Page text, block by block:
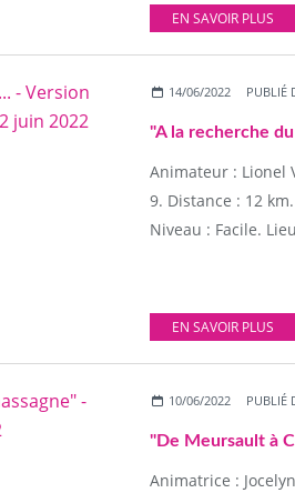
EN SAVOIR PLUS
14/06/2022 PUBLIÉ
Animateur : Lionel
9. Distance : 12
Niveau : Facile.
EN SAVOIR PLUS
10/06/2022 PUBLIÉ
Animatrice :